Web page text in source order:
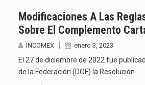
Modificaciones A Las
Sobre El Complemento
INCOMEX enero 3, 2023
El 27 de diciembre de 2022 fue
de la Federación (DOF) la Resolución…